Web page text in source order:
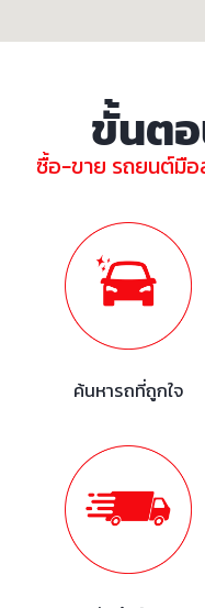
ขั้นต
ซื้อ-ขาย รถยนต์มื
ค้นหารถที่ถูกใจ